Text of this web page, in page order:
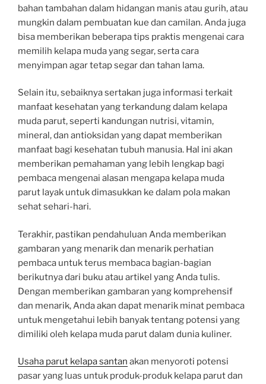
bahan tambahan dalam hidangan manis atau gurih, atau
mungkin dalam pembuatan kue dan camilan. Anda juga
bisa memberikan beberapa tips praktis mengenai cara
memilih kelapa muda yang segar, serta cara
menyimpan agar tetap segar dan tahan lama.
Selain itu, sebaiknya sertakan juga informasi terkait
manfaat kesehatan yang terkandung dalam kelapa
muda parut, seperti kandungan nutrisi, vitamin,
mineral, dan antioksidan yang dapat memberikan
manfaat bagi kesehatan tubuh manusia. Hal ini akan
memberikan pemahaman yang lebih lengkap bagi
pembaca mengenai alasan mengapa kelapa muda
parut layak untuk dimasukkan ke dalam pola makan
sehat sehari-hari.
Terakhir, pastikan pendahuluan Anda memberikan
gambaran yang menarik dan menarik perhatian
pembaca untuk terus membaca bagian-bagian
berikutnya dari buku atau artikel yang Anda tulis.
Dengan memberikan gambaran yang komprehensif
dan menarik, Anda akan dapat menarik minat pembaca
untuk mengetahui lebih banyak tentang potensi yang
dimiliki oleh kelapa muda parut dalam dunia kuliner.
Usaha parut kelapa santan akan menyoroti potensi
pasar yang luas untuk produk-produk kelapa parut dan